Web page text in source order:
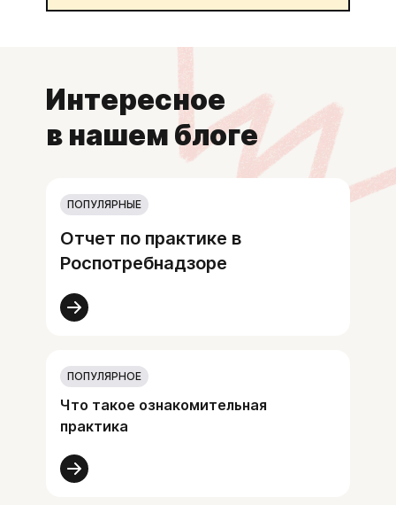
Интересное
в нашем блоге
ПОПУЛЯРНЫЕ
Отчет по практике в
Роспотребнадзоре
ПОПУЛЯРНОЕ
Что такое ознакомительная
практика